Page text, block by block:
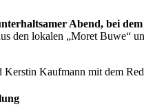
Abend, bei
den lokalen „Moret Buwe“
Kaufmann mit dem